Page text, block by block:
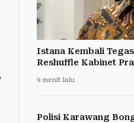
Istana Kembali
Reshuffle Kabinet
9 menit lalu
Polisi Karawang